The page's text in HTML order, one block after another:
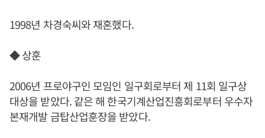
1998년 차경숙씨와 재혼했다.
◆ 상훈
2006년 프로야구인 모임인 일구회로부터 제 11회 일구상
대상을 받았다. 같은 해 한국기계산업진흥회로부터 우수자
본재개발 금탑산업훈장을 받았다.